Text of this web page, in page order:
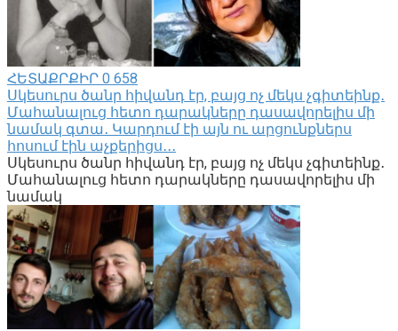
ՀԵՏԱՔՐՔԻՐ 0 658
Սկեսուրս ծանր հիվանդ էր, բայց ոչ մեկս չգիտեինք․
Մահանալուց հետո դարակները դասավորելիս մի
նամակ գտա․ Կարդում էի այն ու արցունքներս
հոսում էին աչքերիցս․․․
Սկեսուրս ծանր հիվանդ էր, բայց ոչ մեկս չգիտեինք․
Մահանալուց հետո դարակները դասավորելիս մի
նամակ